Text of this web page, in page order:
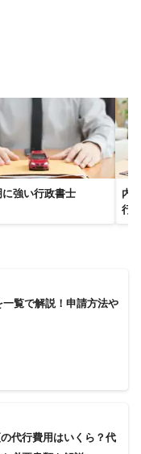
強い行政書士
内
行
覧で解説！申請方法や
代行費用はいくら？代